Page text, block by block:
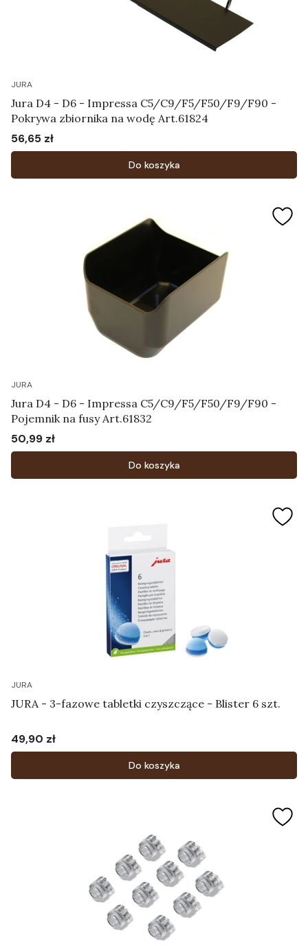
JURA
Jura D4 - D6 - Impressa C5/C9/F5/F50/F9/F90 -
Pokrywa zbiornika na wodę Art.61824
Cena
56,65 zł
Do koszyka
JURA
Jura D4 - D6 - Impressa C5/C9/F5/F50/F9/F90 -
Pojemnik na fusy Art.61832
Cena
50,99 zł
Do koszyka
JURA
JURA - 3-fazowe tabletki czyszczące - Blister 6 szt.
Cena
49,90 zł
Do koszyka